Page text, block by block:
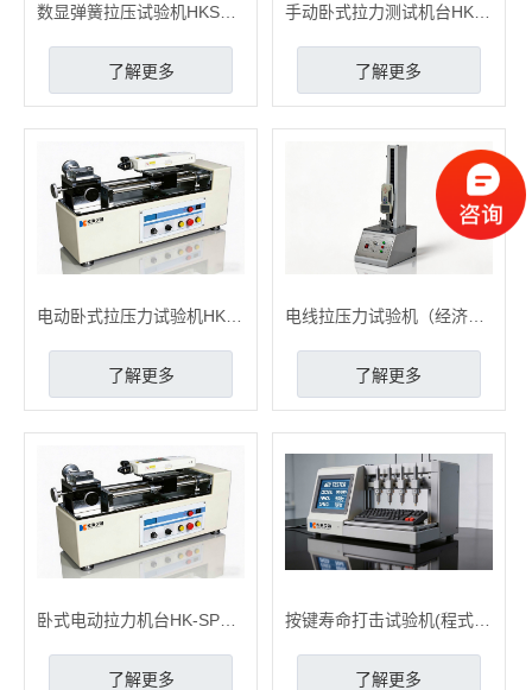
数显弹簧拉压试验机HKSD系列
了解更多
手动卧式拉力测试机台HK-SPH-SN
了解更多
电动卧式拉压力试验机HK-WS-LL
了解更多
电线拉压力试验机（经济型）HK-LL-500
了解更多
卧式电动拉力机台HK-SPG-50
了解更多
按键寿命打击试验机(程式)HK-QAJ-03
了解更多